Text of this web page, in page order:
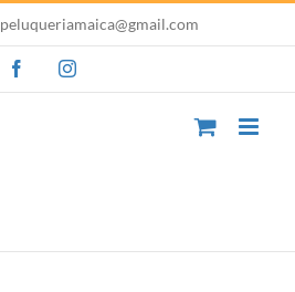
peluqueriamaica@gmail.com
FacebookInstagram